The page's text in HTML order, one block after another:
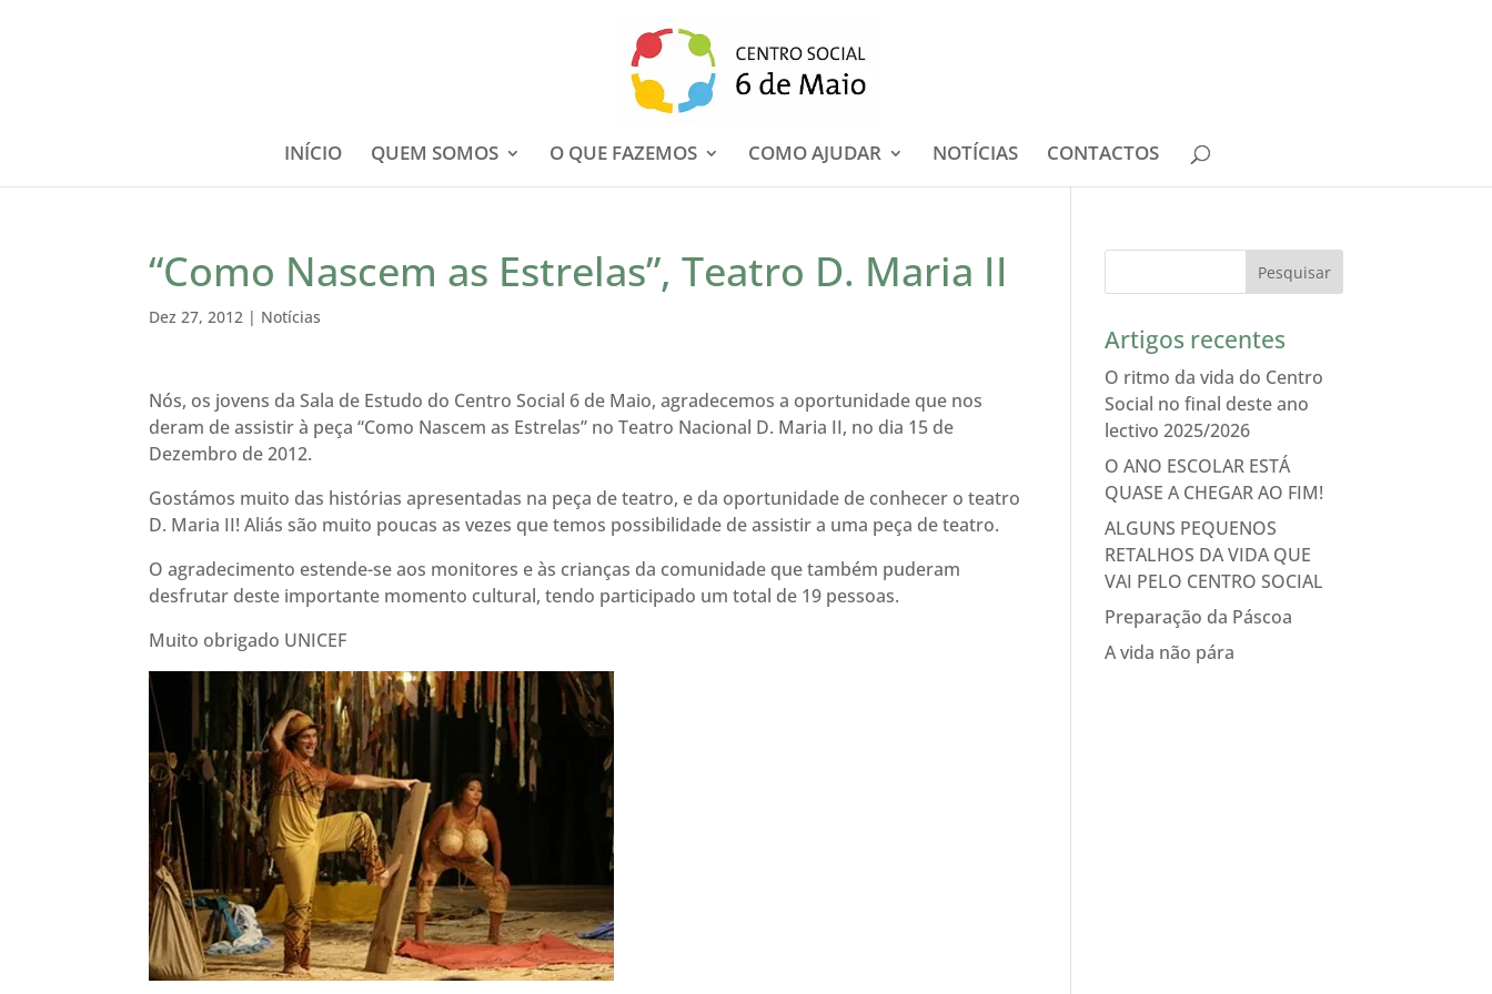
INÍCIO QUEM SOMOS O QUE FAZEMOS COMO AJUDAR NOTÍCIAS CONTACTOS
“Como Nascem as Estrelas”, Teatro D. Maria II
Dez 27, 2012 | Notícias
Nós, os jovens da Sala de Estudo do Centro Social 6 de Maio, agradecemos a oportunidade que nos
deram de assistir à peça “Como Nascem as Estrelas” no Teatro Nacional D. Maria II, no dia 15 de
Dezembro de 2012.
Gostámos muito das histórias apresentadas na peça de teatro, e da oportunidade de conhecer o teatro
D. Maria II! Aliás são muito poucas as vezes que temos possibilidade de assistir a uma peça de teatro.
O agradecimento estende-se aos monitores e às crianças da comunidade que também puderam
desfrutar deste importante momento cultural, tendo participado um total de 19 pessoas.
Muito obrigado UNICEF
Artigos recentes
O ritmo da vida do Centro
Social no final deste ano
lectivo 2025/2026
O ANO ESCOLAR ESTÁ
QUASE A CHEGAR AO FIM!
ALGUNS PEQUENOS
RETALHOS DA VIDA QUE
VAI PELO CENTRO SOCIAL
Preparação da Páscoa
A vida não pára